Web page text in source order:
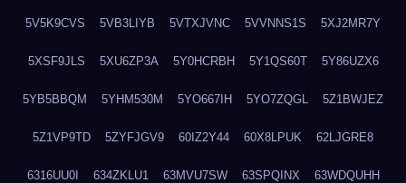
5V5K9CVS 5VB3LIYB 5VTXJVNC 5VVNNS1S 5XJ2MR7Y
5XSF9JLS 5XU6ZP3A 5Y0HCRBH 5Y1QS60T 5Y86UZX6
5YB5BBQM 5YHM530M 5YO667IH 5YO7ZQGL 5Z1BWJEZ
5Z1VP9TD 5ZYFJGV9 60IZ2Y44 60X8LPUK 62LJGRE8
6316UU0I 634ZKLU1 63MVU7SW 63SPQINX 63WDQUHH